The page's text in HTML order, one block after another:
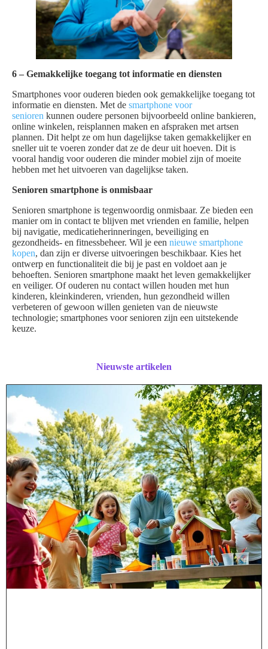
6 – Gemakkelijke toegang tot informatie en diensten
Smartphones voor ouderen bieden ook gemakkelijke toegang tot
informatie en diensten. Met de smartphone voor
senioren kunnen oudere personen bijvoorbeeld online bankieren,
online winkelen, reisplannen maken en afspraken met artsen
plannen. Dit helpt ze om hun dagelijkse taken gemakkelijker en
sneller uit te voeren zonder dat ze de deur uit hoeven. Dit is
vooral handig voor ouderen die minder mobiel zijn of moeite
hebben met het uitvoeren van dagelijkse taken.
Senioren smartphone is onmisbaar
Senioren smartphone is tegenwoordig onmisbaar. Ze bieden een
manier om in contact te blijven met vrienden en familie, helpen
bij navigatie, medicatieherinneringen, beveiliging en
gezondheids- en fitnessbeheer. Wil je een nieuwe smartphone
kopen, dan zijn er diverse uitvoeringen beschikbaar. Kies het
ontwerp en functionaliteit die bij je past en voldoet aan je
behoeften. Senioren smartphone maakt het leven gemakkelijker
en veiliger. Of ouderen nu contact willen houden met hun
kinderen, kleinkinderen, vrienden, hun gezondheid willen
verbeteren of gewoon willen genieten van de nieuwste
technologie; smartphones voor senioren zijn een uitstekende
keuze.
Nieuwste artikelen